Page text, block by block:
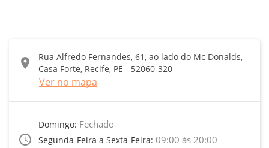
location_on
Rua Alfredo Fernandes, 61, ao lado do Mc Donalds,
Casa Forte, Recife, PE - 52060-320
Ver no mapa
access_time
Domingo: Fechado
Segunda-Feira a Sexta-Feira: 09:00 às 20:00